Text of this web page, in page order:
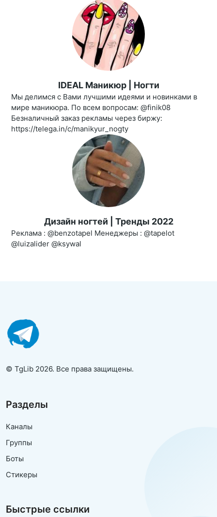
IDEAL Маникюр | Ногти
Мы делимся с Вами лучшими идеями и новинками в
мире маникюра. По всем вопросам: @finik08
Безналичный заказ рекламы через биржу:
https://telega.in/c/manikyur_nogty
Дизайн ногтей | Тренды 2022
Реклама : @benzotapel Менеджеры : @tapelot
@luizalider @ksywal
© TgLib 2026. Все права защищены.
Разделы
Каналы
Группы
Боты
Стикеры
Быстрые ссылки